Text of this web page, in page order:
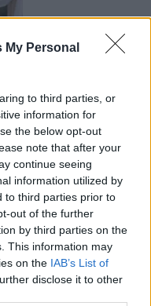
My Personal
to third parties, or
information for
the below opt-out
note that after your
continue seeing
information utilized by
to third parties prior to
out of the further
by third parties on the
This information may
on the IAB’s List of
disclose it to other
Τι
για τη σχέση
Εθνικού
Βαρσοβία, οι
κίνδυνο